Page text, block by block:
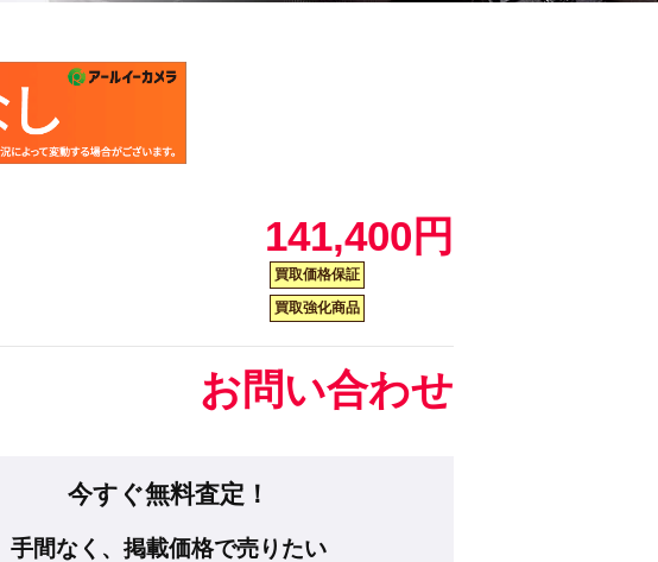
141,400円
買取価格保証
買取強化商品
お問い合わせ
今すぐ無料査定！
手間なく、掲載価格で売りたい